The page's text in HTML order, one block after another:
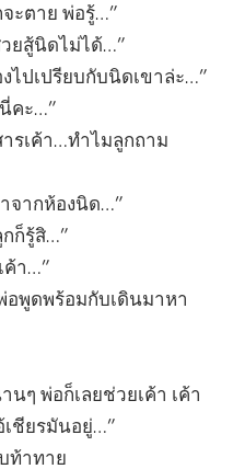
ะตาย พ่อรู้…”
วยสู้นิดไม่ได้…”
ไปเปรียบกับนิดเขาล่ะ…”
คะ…”
รเค้า…ทำไมลูกถาม
จากห้องนิด…”
ก็รู้สิ…”
ค้า…”
อพูดพร้อมกับเดินมาหา
นๆ พ่อก็เลยช่วยเค้า เค้า
ชียรมันอยู่…”
ท้าทาย